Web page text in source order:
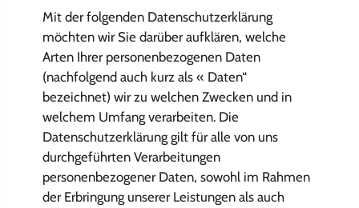
Mit der folgenden Datenschutzerklärung
möchten wir Sie darüber aufklären, welche
Arten Ihrer personenbezogenen Daten
(nachfolgend auch kurz als « Daten“
bezeichnet) wir zu welchen Zwecken und in
welchem Umfang verarbeiten. Die
Datenschutzerklärung gilt für alle von uns
durchgeführten Verarbeitungen
personenbezogener Daten, sowohl im Rahmen
der Erbringung unserer Leistungen als auch